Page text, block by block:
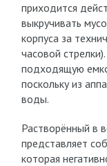
приходится
выкручивать
корпуса за
часовой
подходящую
поскольку из
воды.
Растворённый в
представляет
которая